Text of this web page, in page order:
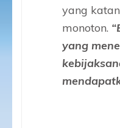
yang
monoton.
yang